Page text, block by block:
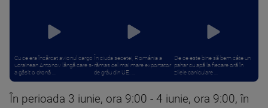
Cu ce era încărcat avionul cargo
ucrainean Antonov lângă care s-
a găsit o dronă ...
În ciuda secetei, România a
rămas cel mai mare exportator
de grâu din UE. ...
De ce este bine să bem câte un
pahar cu apă la fiecare oră în
zilele caniculare ...
În perioada 3 iunie, ora 9:00 - 4 iunie, ora 9:00, în